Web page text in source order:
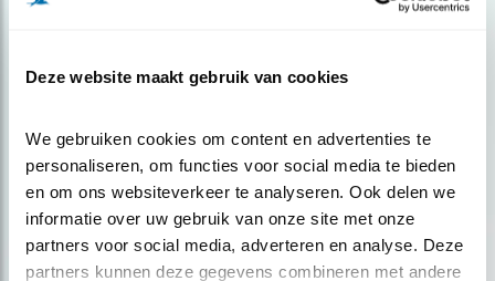
Deze website maakt gebruik van cookies
We gebruiken cookies om content en advertenties te
personaliseren, om functies voor social media te bieden
en om ons websiteverkeer te analyseren. Ook delen we
informatie over uw gebruik van onze site met onze
partners voor social media, adverteren en analyse. Deze
partners kunnen deze gegevens combineren met andere
over vogels en activiteiten van Vogelbescherming.